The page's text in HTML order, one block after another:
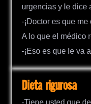
urgencias y le dice
-¡Doctor es que
A lo que el médico
-¡Eso es que le va
Dieta rigurosa
-Tiene usted que